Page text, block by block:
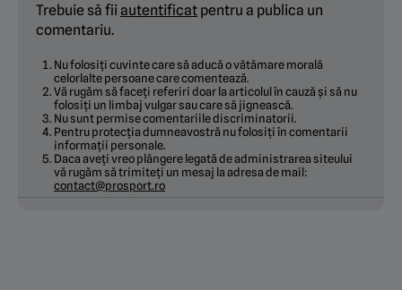
Trebuie să fii autentificat pentru a publica un
comentariu.
Nu folosiți cuvinte care să aducă o vătămare morală
celorlalte persoane care comentează.
Vă rugăm să faceți referiri doar la articolul în cauză și să nu
folosiți un limbaj vulgar sau care să jignească.
Nu sunt permise comentariile discriminatorii.
Pentru protecția dumneavostră nu folosiți în comentarii
informații personale.
Daca aveți vreo plângere legată de administrarea siteului
vă rugăm să trimiteți un mesaj la adresa de mail:
contact@prosport.ro